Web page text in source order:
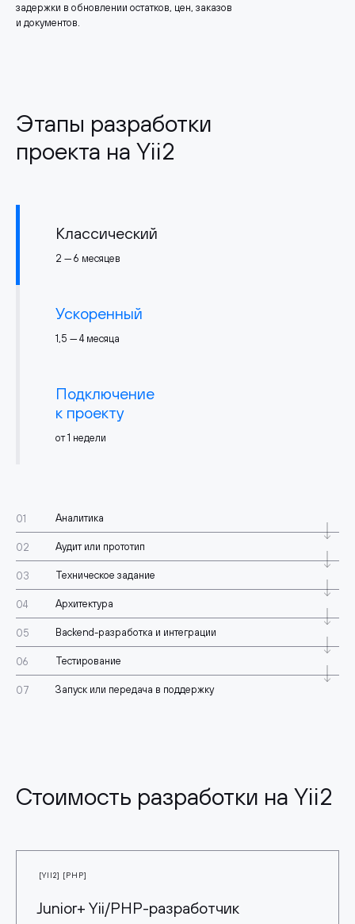
задержки в обновлении остатков, цен, заказов
и документов.
Этапы разработки
проекта на Yii2
Классический
2 — 6 месяцев
Ускоренный
1,5 — 4 месяца
Подключение
к проекту
от 1 недели
Аналитика
Аудит или прототип
Техническое задание
Архитектура
Backend-разработка и интеграции
Тестирование
Запуск или передача в поддержку
Стоимость разработки на Yii2
[YII2] [PHP]
Junior+ Yii/PHP-разработчик